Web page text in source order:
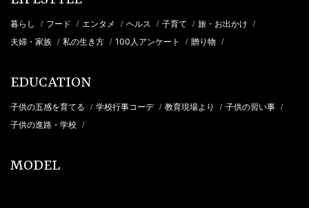
暮らし / フード / エンタメ / ヘルス / 子育て / 旅・お出かけ /
夫婦・家族 / 私の生き方 / 100人アンケート / 贈り物 /
EDUCATION
子供の五感を育てる / 学校行事コーデ / 教育現場より / 子供の習い事 /
子供の進路・学校 /
MODEL